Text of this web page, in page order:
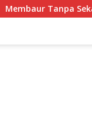
Fadlin Dengarkan